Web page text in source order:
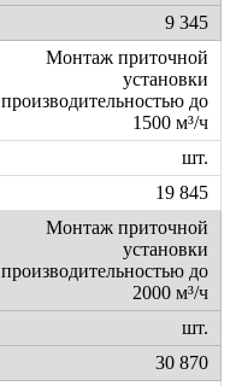
9 345
Монтаж приточной
установки
производительностью до
1500 м³/ч
шт.
19 845
Монтаж приточной
установки
производительностью до
2000 м³/ч
шт.
30 870